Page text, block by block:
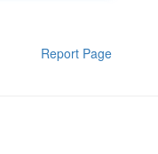
Report Page